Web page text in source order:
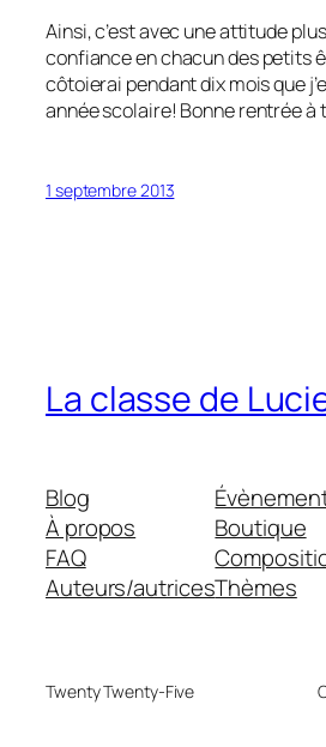
Ainsi, c’est avec une attitude
confiance en chacun des petits
côtoierai pendant dix mois que
année scolaire! Bonne rentrée à
1 septembre 2013
La classe de
Blog
À propos
FAQ
Auteurs/autrices
Boutique
Thèmes
Twenty Twenty-Five